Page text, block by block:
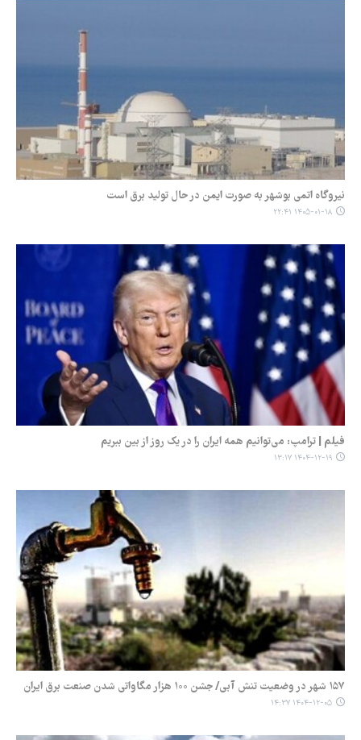
نیروگاه اتمی بوشهر به صورت ایمن در حال تولید برق است
۱۴۰۵-۰۱-۱۸ ۲۲:۴۱
فیلم | ترامپ: می‌توانیم همه ایران را در یک روز از بین ببریم
۱۴۰۴-۱۲-۱۹ ۱۳:۱۷
۱۵۷ شهر در وضعیت تنش آبی/ جشن ۱۰۰ هزار مگاواتی شدن صنعت برق ایران
۱۴۰۴-۱۲-۰۵ ۱۴:۳۷